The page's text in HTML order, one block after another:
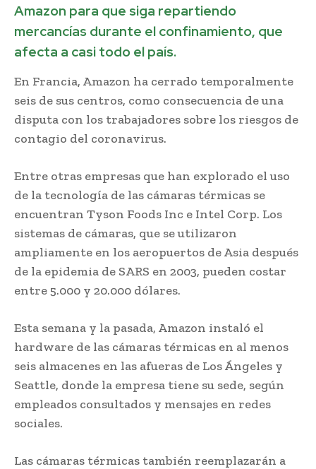
Amazon para que siga repartiendo
mercancías durante el confinamiento, que
afecta a casi todo el país.
En Francia, Amazon ha cerrado temporalmente
seis de sus centros, como consecuencia de una
disputa con los trabajadores sobre los riesgos de
contagio del coronavirus.
Entre otras empresas que han explorado el uso
de la tecnología de las cámaras térmicas se
encuentran Tyson Foods Inc e Intel Corp. Los
sistemas de cámaras, que se utilizaron
ampliamente en los aeropuertos de Asia después
de la epidemia de SARS en 2003, pueden costar
entre 5.000 y 20.000 dólares.
Esta semana y la pasada, Amazon instaló el
hardware de las cámaras térmicas en al menos
seis almacenes en las afueras de Los Ángeles y
Seattle, donde la empresa tiene su sede, según
empleados consultados y mensajes en redes
sociales.
Las cámaras térmicas también reemplazarán a